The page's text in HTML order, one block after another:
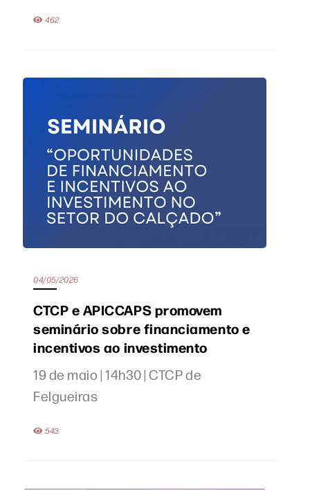
462
04/05/2026
CTCP e APICCAPS promovem
seminário sobre financiamento e
incentivos ao investimento
19 de maio | 14h30 | CTCP de
Felgueiras
543